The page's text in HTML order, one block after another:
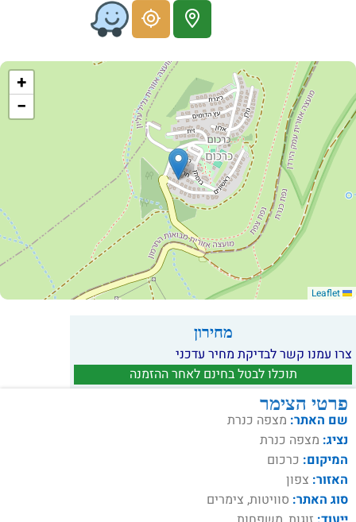
+
−
מחירון
צרו עמנו קשר לבדיקת מחיר עדכני
תוכלו לבטל בחינם לאחר ההזמנה
פרטי הצימר
שם האתר: מצפה כנרת
נציג: מצפה כנרת
המיקום: כרכום
האזור: צפון
סוג האתר: סוויטות, צימרים